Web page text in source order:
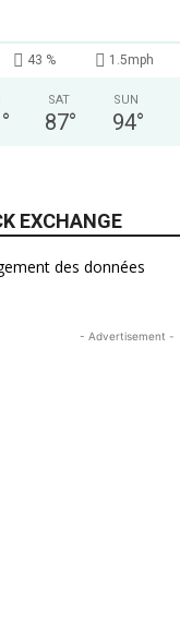
43 % 1.5mph
°
SAT
87°
SUN
94°
EXCHANGE
des données
- Advertisement -